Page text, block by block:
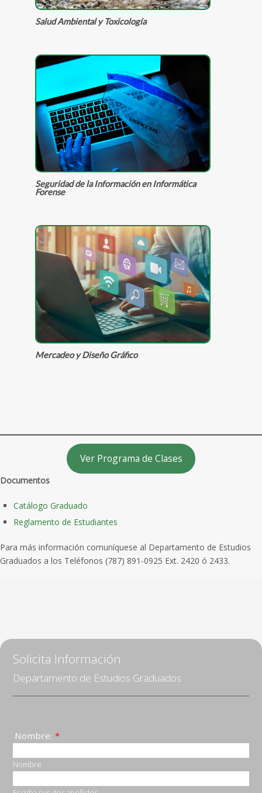
Salud Ambiental y Toxicología
Seguridad de la Información en Informática
Forense
Mercadeo y Diseño Gráfico
Ver Programa de Clases
Documentos
Catálogo Graduado
Reglamento de Estudiantes
Para más información comuníquese al Departamento de Estudios
Graduados a los Teléfonos (787) 891-0925 Ext. 2420 ó 2433.